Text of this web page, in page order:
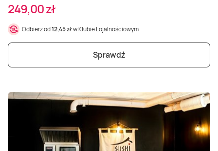
249,00 zł
Odbierz od12,45 złw Klubie Lojalnościowym
Sprawdź